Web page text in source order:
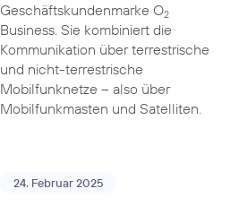
Geschäftskundenmarke O2
Business. Sie kombiniert die
Kommunikation über terrestrische
und nicht-terrestrische
Mobilfunknetze – also über
Mobilfunkmasten und Satelliten.
24. Februar 2025